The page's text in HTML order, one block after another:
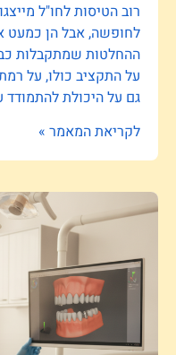
רוב הטיסות לחו"ל
לחופשה, אבל הן כמעט
ההחלטות שמתקבלות
על התקציב כולו, על
גם על היכולת להתמודד
לקריאת המאמר »